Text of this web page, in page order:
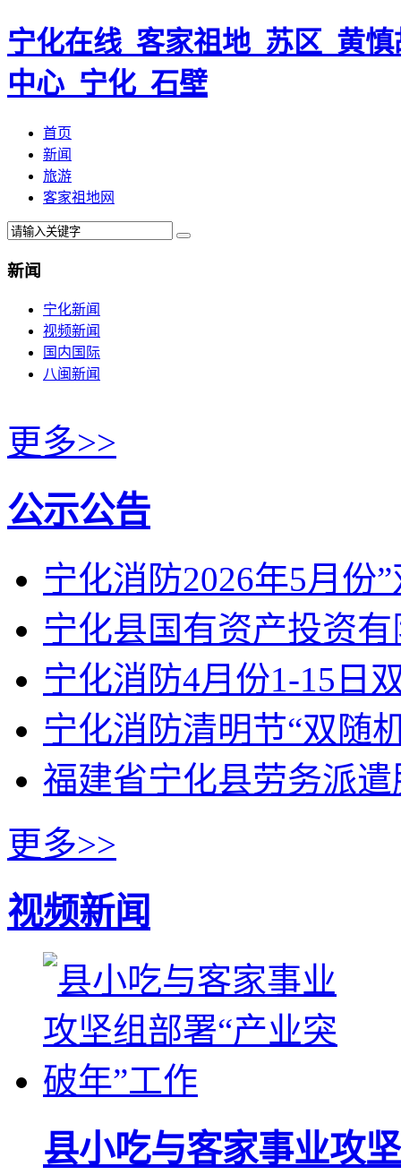
宁化在线_客家祖地_苏区_黄
中心_宁化_石壁
首页
新闻
旅游
客家祖地网
新闻
宁化新闻
视频新闻
国内国际
八闽新闻
更多>>
公示公告
宁化消防2026年5月份
宁化县国有资产投资
宁化消防4月份1-15日
宁化消防清明节“双随
福建省宁化县劳务派
更多>>
视频新闻
县小吃与客家事业攻